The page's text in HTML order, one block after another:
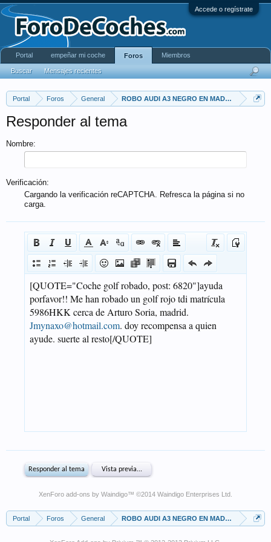
Accede o regístrate
Portal Foros General ROBO AUDI A3 NEGRO EN MADRID
Responder al tema
Nombre:
Verificación:
Cargando la verificación reCAPTCHA. Refresca la página si no
carga.
XenForo add-ons by Waindigo™ ©2014 Waindigo Enterprises Ltd
Portal Foros General ROBO AUDI A3 NEGRO EN MADRID
Portal empeñar mi coche Foros
Buscar Mensajes recientes
Miembros